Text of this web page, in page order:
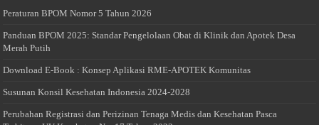
Peraturan BPOM Nomor 5 Tahun 2026
Panduan BPOM 2025: Standar Pengelolaan Obat di Klinik dan Apotek Desa
Merah Putih
Download E-Book : Konsep Aplikasi RME-APOTEK Komunitas
Susunan Konsil Kesehatan Indonesia 2024-2028
Perubahan Registrasi dan Perizinan Tenaga Medis dan Kesehatan Pasca